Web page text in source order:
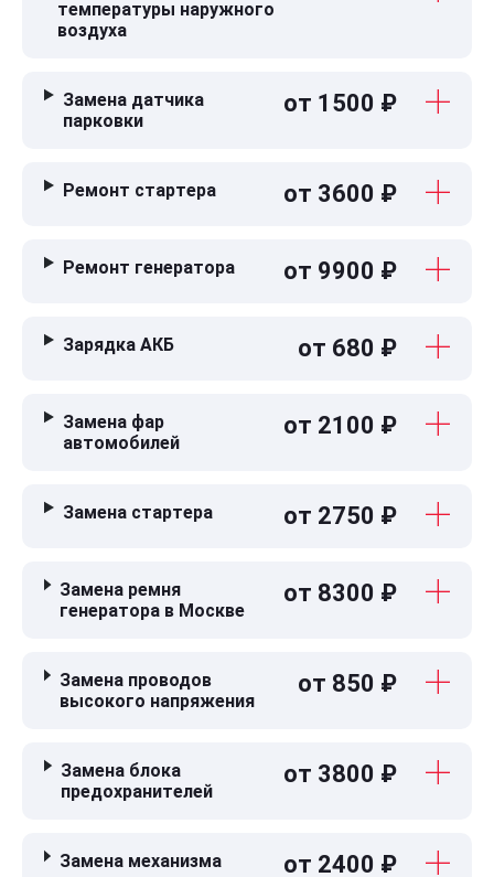
температуры наружного
воздуха
Замена датчика
парковки
от 1500 ₽
Ремонт стартера от 3600 ₽
Ремонт генератора от 9900 ₽
Зарядка АКБ от 680 ₽
Замена фар
автомобилей
от 2100 ₽
Замена стартера от 2750 ₽
Замена ремня
генератора в Москве
от 8300 ₽
Замена проводов
высокого напряжения
от 850 ₽
Замена блока
предохранителей
от 3800 ₽
Замена механизма
от 2400 ₽